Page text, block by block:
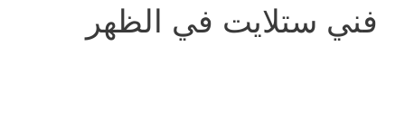
فني ستلايت في الظهر